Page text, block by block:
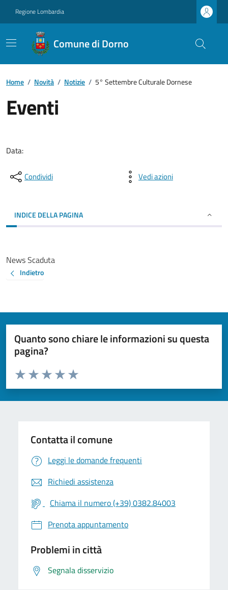
Regione Lombardia
Comune di Dorno
Home / Novità / Notizie / 5° Settembre Culturale Dornese
Eventi
Data:
Condividi Vedi azioni
INDICE DELLA PAGINA
News Scaduta
Indietro
Quanto sono chiare le informazioni su questa
pagina?
Valuta da 1 a 5 stelle la pagina
Valuta 5 stelle su 5
Valuta 4 stelle su 5
Valuta 3 stelle su 5
Valuta 2 stelle su 5
Valuta 1 stelle su 5
Contatta il comune
Leggi le domande frequenti
Richiedi assistenza
Chiama il numero (+39) 0382.84003
Prenota appuntamento
Problemi in città
Segnala disservizio